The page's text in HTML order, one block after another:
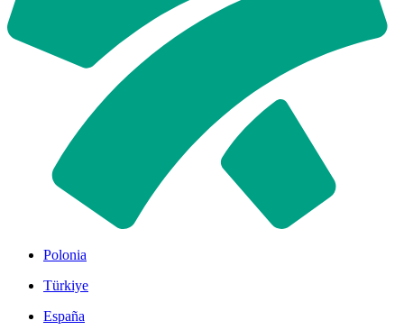
Polonia
Türkiye
España